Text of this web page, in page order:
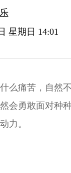
星期日 14:01
么痛苦，自然
会勇敢面对种
力。